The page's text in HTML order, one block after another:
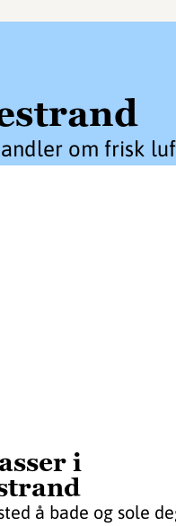
om frisk
i
å bade og sole